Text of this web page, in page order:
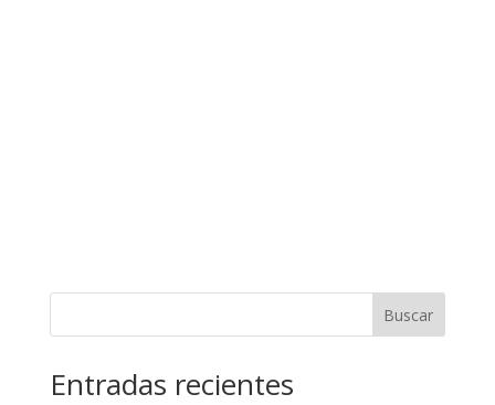
Buscar
Entradas recientes